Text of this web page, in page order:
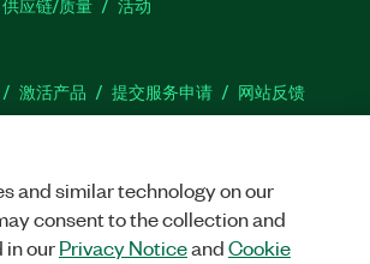
激活产品 提交服务申请 网站反馈
and similar technology on our
consent to the collection and
in ourPrivacy NoticeandCookie